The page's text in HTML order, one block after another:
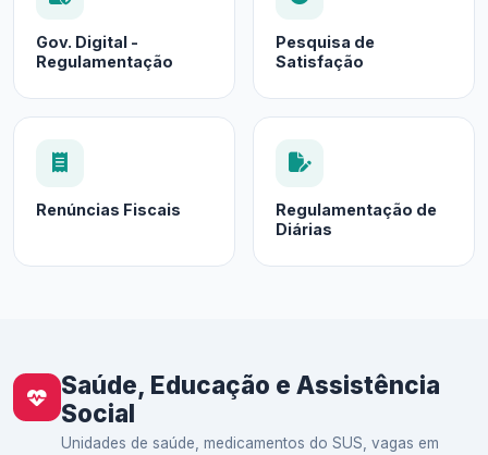
Gov. Digital -
Regulamentação
Pesquisa de
Satisfação
Renúncias Fiscais
Regulamentação de
Diárias
Saúde, Educação e Assistência
Social
Unidades de saúde, medicamentos do SUS, vagas em